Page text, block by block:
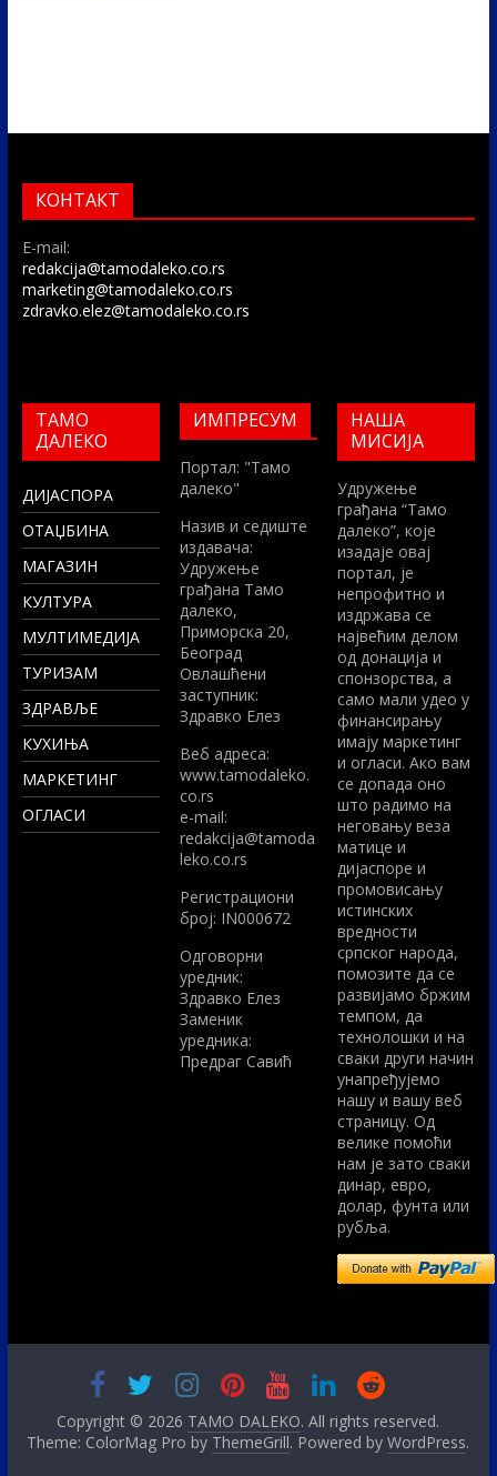
КОНТАКТ
E-mail:
redakcija@tamodaleko.co.rs
marketing@tamodaleko.co.rs
zdravko.elez@tamodaleko.co.rs
ТАМО
ДАЛЕКО
ДИЈАСПОРА
ОТАЏБИНА
МАГАЗИН
КУЛТУРА
МУЛТИМЕДИЈА
ТУРИЗАМ
ЗДРАВЉЕ
КУХИЊА
МАРКЕТИНГ
ОГЛАСИ
ИМПРЕСУМ
Портал: "Тамо
далеко"
Назив и седиште
издавача:
Удружење
грађана Тамо
далеко,
Приморска 20,
Београд
Овлашћени
заступник:
Здравко Елез
Вeб адреса:
www.tamodaleko.
co.rs
e-mail:
redakcija@tamoda
leko.co.rs
Регистрациони
број: IN000672
Одговорни
уредник:
Здравко Елез
Заменик
уредника:
Предраг Савић
НАША
МИСИЈА
Удружење
грађана “Тамо
далеко”, које
изадаје овај
портал, је
непрофитно и
издржава се
највећим делом
од донација и
спонзорства, а
само мали удео у
финансирању
имају маркетинг
и огласи. Ако вам
се допада оно
што радимо на
неговању веза
матице и
дијаспоре и
промовисању
истинских
вредности
српског народа,
помозите да се
развијамо бржим
темпом, да
технолошки и на
сваки други начин
унапређујемо
нашу и вашу веб
страницу. Од
велике помоћи
нам је зато сваки
динар, евро,
долар, фунта или
рубља.
Copyright © 2026 TAMO DALEKO. All rights reserved.
Theme: ColorMag Pro by ThemeGrill. Powered byWordPress.